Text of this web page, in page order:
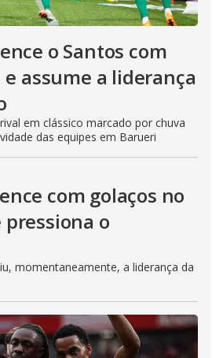
o Santos com
assume a liderança
em clássico marcado por chuva
das equipes em Barueri
com golaços no
pressiona o
momentaneamente, a liderança da